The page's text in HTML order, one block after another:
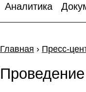
Аналитика
Главная › Пресс-